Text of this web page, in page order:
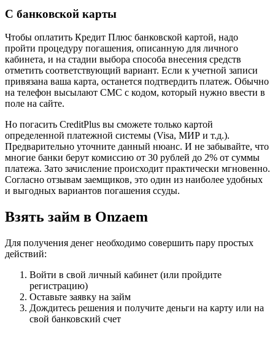
С банковской карты
Чтобы оплатить Кредит Плюс банковской картой, надо
пройти процедуру погашения, описанную для личного
кабинета, и на стадии выбора способа внесения средств
отметить соответствующий вариант. Если к учетной записи
привязана ваша карта, останется подтвердить платеж. Обычно
на телефон высылают СМС с кодом, который нужно ввести в
поле на сайте.
Но погасить CreditPlus вы сможете только картой
определенной платежной системы (Visa, МИР и т.д.).
Предварительно уточните данный нюанс. И не забывайте, что
многие банки берут комиссию от 30 рублей до 2% от суммы
платежа. Зато зачисление происходит практически мгновенно.
Согласно отзывам заемщиков, это один из наиболее удобных
и выгодных вариантов погашения ссуды.
Взять займ в Onzaem
Для получения денег необходимо совершить пару простых
действий:
Войти в свой личный кабинет (или пройдите
регистрацию)
Оставьте заявку на займ
Дождитесь решения и получите деньги на карту или на
свой банковский счет